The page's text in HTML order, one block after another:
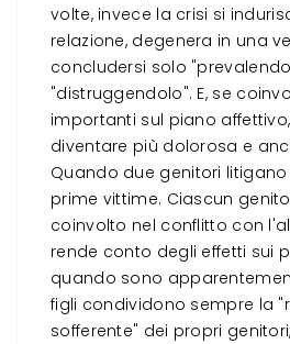
volte, invece la crisi si
relazione, degenera in una
concludersi solo
"distruggendolo". E, se
importanti sul piano
diventare più dolorosa e
Quando due genitori litigano
prime vittime. Ciascun
coinvolto nel conflitto con
rende conto degli effetti sui
quando sono
figli condividono sempre la
sofferente" dei propri